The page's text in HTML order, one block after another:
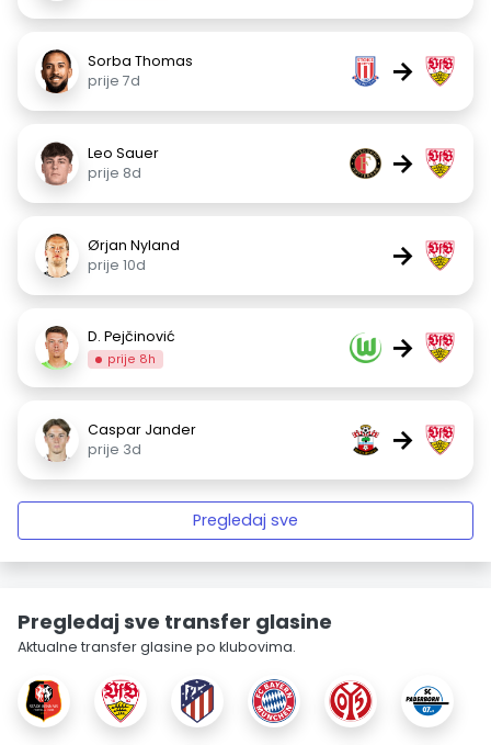
Sorba Thomas
prije 7d
→
Leo Sauer
prije 8d
→
Ørjan Nyland
prije 10d
→
D. Pejčinović
prije 8h →
Caspar Jander
prije 3d
→
Pregledaj sve
Pregledaj sve transfer glasine
Aktualne transfer glasine po klubovima.